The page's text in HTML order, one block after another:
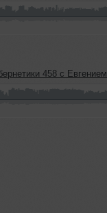
(4Mal) и Александром Киреевым (08.07.2026)